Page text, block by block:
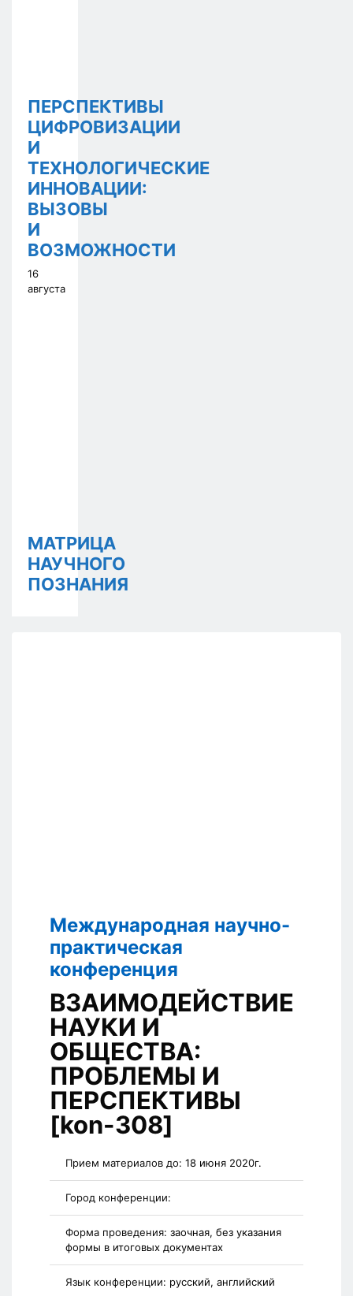
ПЕРСПЕКТИВЫ
ЦИФРОВИЗАЦИИ
И
ТЕХНОЛОГИЧЕСКИЕ
ИННОВАЦИИ:
ВЫЗОВЫ
И
ВОЗМОЖНОСТИ
16
августа
МАТРИЦА
НАУЧНОГО
ПОЗНАНИЯ
Международная научно-
практическая
конференция
ВЗАИМОДЕЙСТВИЕ
НАУКИ И
ОБЩЕСТВА:
ПРОБЛЕМЫ И
ПЕРСПЕКТИВЫ
[kon-308]
Прием материалов до: 18 июня 2020г.
Город конференции:
Форма проведения: заочная, без указания
формы в итоговых документах
Язык конференции: русский, английский